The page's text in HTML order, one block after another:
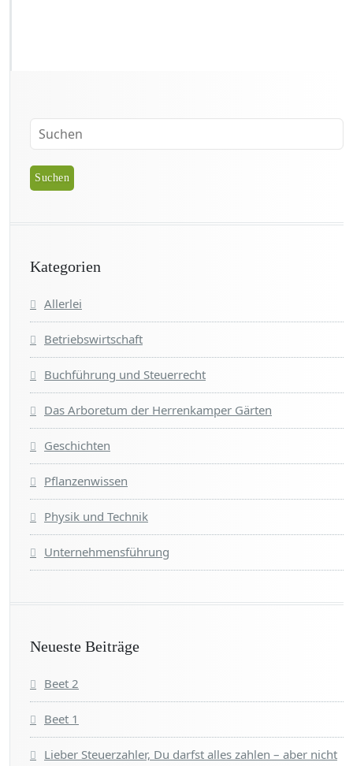
Kategorien
Allerlei
Betriebswirtschaft
Buchführung und Steuerrecht
Das Arboretum der Herrenkamper Gärten
Geschichten
Pflanzenwissen
Physik und Technik
Unternehmensführung
Neueste Beiträge
Beet 2
Beet 1
Lieber Steuerzahler, Du darfst alles zahlen – aber nicht